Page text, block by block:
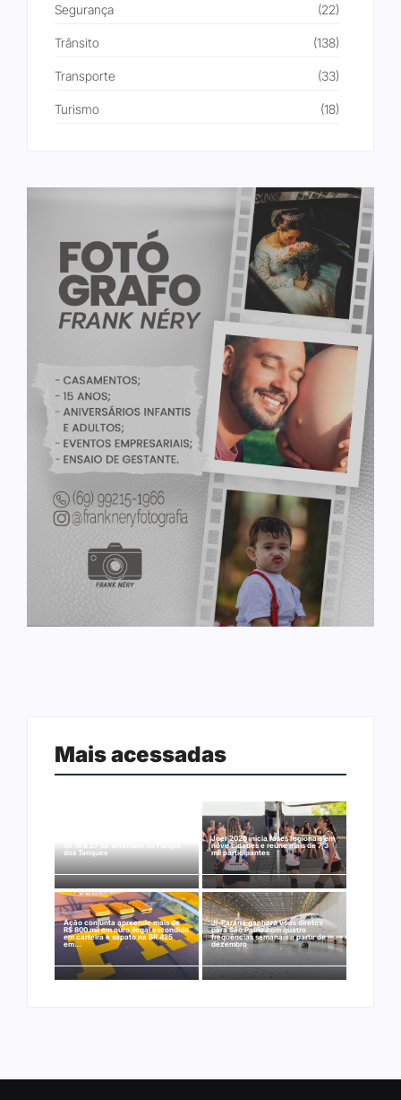
Segurança (22)
Trânsito (138)
Transporte (33)
Turismo (18)
Mais acessadas
de 18 a 27 de setembro no Parque
dos Tanques
Joer 2026 inicia fases regionais em
nove cidades e reúne mais de 7,3
mil participantes
Ação conjunta apreende mais de
R$ 800 mil em ouro ilegal escondido
em carteira e sapato na BR 425
em…
Ji-Paraná ganhará voos diretos
para São Paulo com quatro
frequências semanais a partir de
dezembro